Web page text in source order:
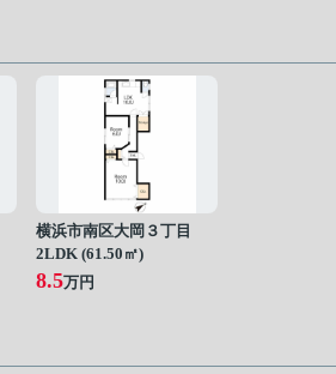
横浜市南区大岡３丁目
2LDK (61.50㎡)
8.5万円